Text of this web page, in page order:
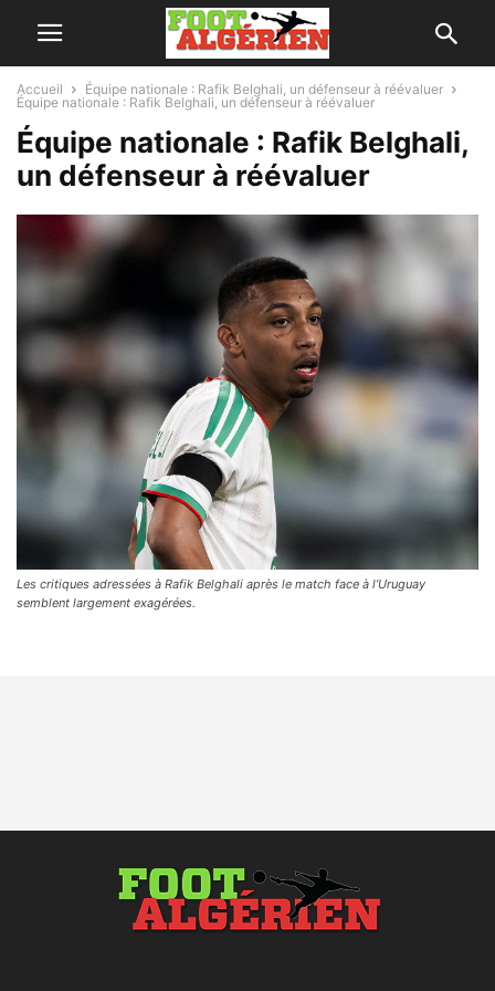
Accueil
Équipe nationale : Rafik Belghali, un défenseur à réévaluer
Équipe nationale : Rafik Belghali, un défenseur à réévaluer
Équipe nationale : Rafik Belghali,
un défenseur à réévaluer
Les critiques adressées à Rafik Belghali après le match face à l’Uruguay
semblent largement exagérées.